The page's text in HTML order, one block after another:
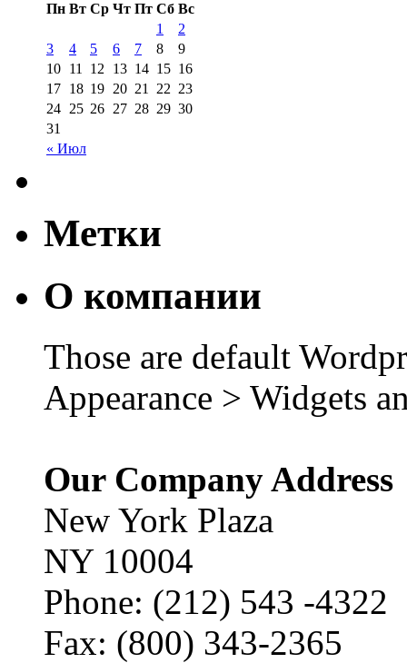
Пн Вт Ср Чт Пт Сб Вс
« Июл
1
2
3
4 5 6 7 8
9
10 11 12 13 14 15 16
17 18 19 20 21 22 23
24 25 26 27 28 29 30
31
Метки
О компании
Those are default
Appearance > Widgets
Our Company Address
New York Plaza
NY 10004
Phone: (212) 543 -4322
Fax: (800) 343-2365